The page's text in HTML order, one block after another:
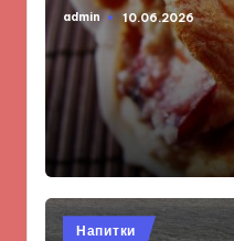
Запись
admin 10.06.2026
Опубликовано
Напитки